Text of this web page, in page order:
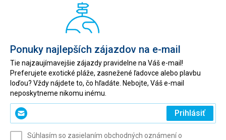
Ponuky najlepších zájazdov na e-mail
Tie najzaujímavejšie zájazdy pravidelne na Váš e-mail!
Preferujete exotické pláže, zasnežené ľadovce alebo plavbu
loďou? Vždy nájdete to, čo hľadáte. Nebojte, Váš e-mail
neposkytneme nikomu inému.
Zadajte
svoj
Prihlásiť
Súhlasím so zasielaním obchodných oznámení o